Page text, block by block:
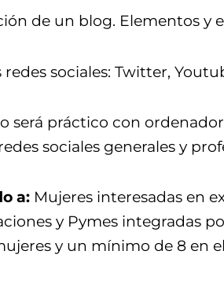
de un blog. Elementos y
redes sociales: Twitter,
será práctico con
sociales generales y
a: Mujeres interesadas en
y Pymes integradas
y un mínimo de 8 en